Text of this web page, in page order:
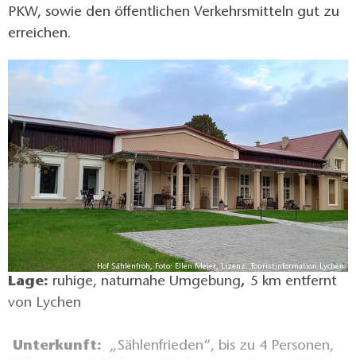
PKW, sowie den öffentlichen Verkehrsmitteln gut zu
erreichen.
Hof Sählenfroh, Foto: Ellen Meier, Lizenz: Touristinformation Lychen
Lage: ruhige, naturnahe Umgebung, 5 km entfernt
von Lychen
Unterkunft: „Sählenfrieden“, bis zu 4 Personen,